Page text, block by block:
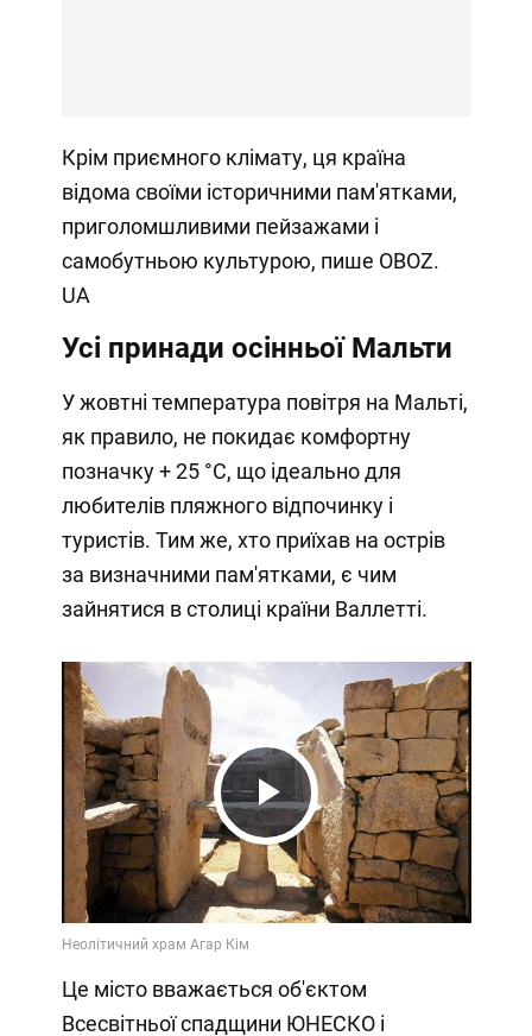
Крім приємного клімату, ця країна
відома своїми історичними пам'ятками,
приголомшливими пейзажами і
самобутньою культурою, пише OBOZ.
UA
Усі принади осінньої Мальти
У жовтні температура повітря на Мальті,
як правило, не покидає комфортну
позначку + 25 °C, що ідеально для
любителів пляжного відпочинку і
туристів. Тим же, хто приїхав на острів
за визначними пам'ятками, є чим
зайнятися в столиці країни Валлетті.
Play
Video
Це місто вважається об'єктом
Всесвітньої спадщини ЮНЕСКО і